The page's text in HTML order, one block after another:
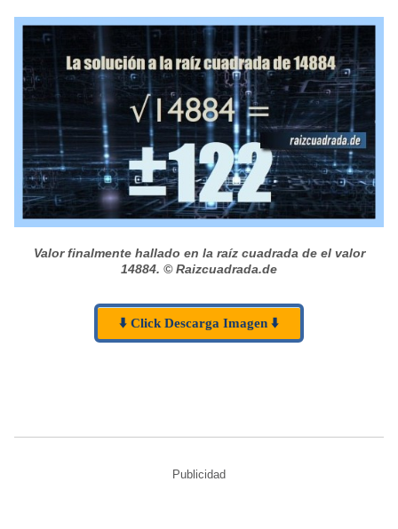
Valor finalmente hallado en la raíz cuadrada de el valor
14884. © Raizcuadrada.de
⬇️ Click Descarga Imagen ⬇️
Publicidad